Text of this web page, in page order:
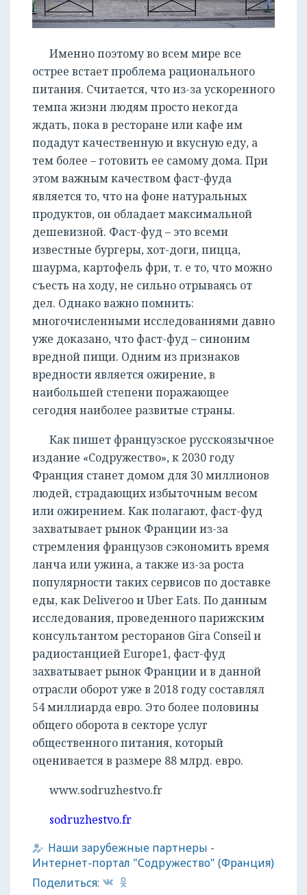
Именно поэтому во всем мире все
острее встает проблема рационального
питания. Считается, что из-за ускоренного
темпа жизни людям просто некогда
ждать, пока в ресторане или кафе им
подадут качественную и вкусную еду, а
тем более – готовить ее самому дома. При
этом важным качеством фаст-фуда
является то, что на фоне натуральных
продуктов, он обладает максимальной
дешевизной. Фаст-фуд – это всеми
известные бургеры, хот-доги, пицца,
шаурма, картофель фри, т. е то, что можно
съесть на ходу, не сильно отрываясь от
дел. Однако важно помнить:
многочисленными исследованиями давно
уже доказано, что фаст-фуд – синоним
вредной пищи. Одним из признаков
вредности является ожирение, в
наибольшей степени поражающее
сегодня наиболее развитые страны.
Как пишет французское русскоязычное
издание «Содружество», к 2030 году
Франция станет домом для 30 миллионов
людей, страдающих избыточным весом
или ожирением. Как полагают, фаст-фуд
захватывает рынок Франции из-за
стремления французов сэкономить время
ланча или ужина, а также из-за роста
популярности таких сервисов по доставке
еды, как Deliveroo и Uber Eats. По данным
исследования, проведенного парижским
консультантом ресторанов Gira Conseil и
радиостанцией Europe1, фаст-фуд
захватывает рынок Франции и в данной
отрасли оборот уже в 2018 году составлял
54 миллиарда евро. Это более половины
общего оборота в секторе услуг
общественного питания, который
оценивается в размере 88 млрд. евро.
www.sodruzhestvo.fr
sodruzhestvo.fr
Наши зарубежные партнеры -
Интернет-портал "Содружество" (Франция)
Поделиться:
РЕГИСТРАЦИЯ